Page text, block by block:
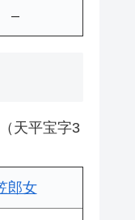
–
天平宝字3
郎女